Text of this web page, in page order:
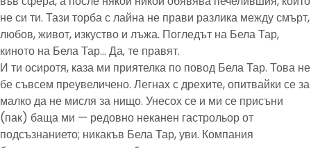
не си ти. Тази торба с лайна не прави разлика между смърт,
любов, живот, изкуство и лъжа. Погледът на Бела Тар,
киното на Бела Тар… Да, те правят.
И ти осиротя, каза ми приятелка по повод Бела Тар. Това не
бе съвсем преувеличено. Легнах с дрехите, опитвайки се за
малко да не мисля за нищо. Унесох се и ми се присъни
(пак) баща ми — редовно неканен гастрольор от
подсъзнанието; никакъв Бела Тар, уви. Компания